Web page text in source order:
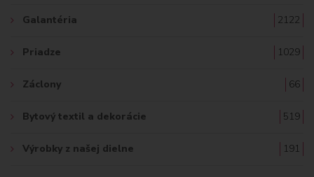
Galantéria 2122
Priadze 1029
Záclony 66
Bytový textil a dekorácie 519
Výrobky z našej dielne 191